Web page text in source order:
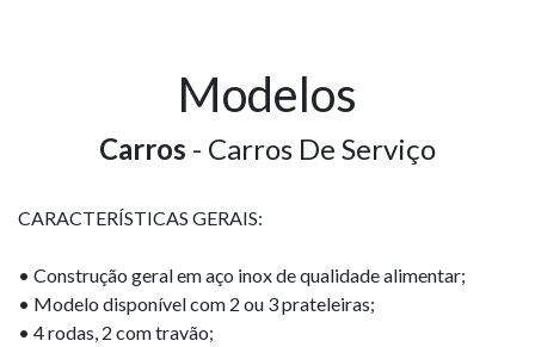
Modelos
Carros - Carros De Serviço
CARACTERÍSTICAS GERAIS:
• Construção geral em aço inox de qualidade alimentar;
• Modelo disponível com 2 ou 3 prateleiras;
• 4 rodas, 2 com travão;